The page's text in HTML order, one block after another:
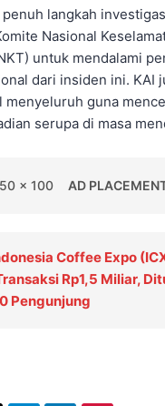
langkah
Nasional
untuk mendalami
dari insiden ini. KAI
menyeluruh guna
serupa di masa
x 100 AD
Coffee Expo
Rp1,5 Miliar,
Pengunjung